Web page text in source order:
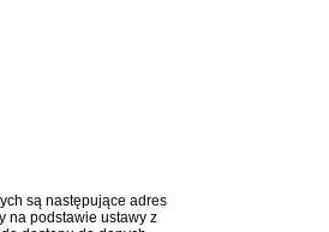
są następujące adres
na podstawie ustawy z